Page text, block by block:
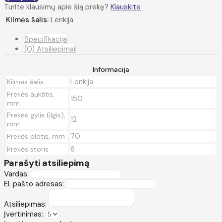
Turite klausimų apie šią prekę? Klauskite
Kilmės šalis: Lenkija
Specifikacija
(0) Atsiliepimai
Informacija
Kilmės šalis
Lenkija
Prekės aukštis,
mm
150
Prekės gylis (ilgis),
mm
12
Prekės plotis, mm 70
Prekės storis 6
Parašyti atsiliepimą
Vardas:
El. pašto adresas:
Atsiliepimas:
Įvertinimas: